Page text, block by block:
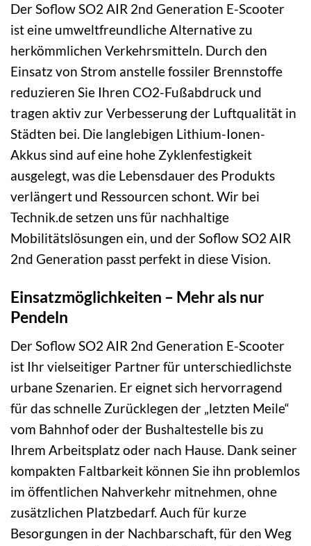
Der Soflow SO2 AIR 2nd Generation E-Scooter
ist eine umweltfreundliche Alternative zu
herkömmlichen Verkehrsmitteln. Durch den
Einsatz von Strom anstelle fossiler Brennstoffe
reduzieren Sie Ihren CO2-Fußabdruck und
tragen aktiv zur Verbesserung der Luftqualität in
Städten bei. Die langlebigen Lithium-Ionen-
Akkus sind auf eine hohe Zyklenfestigkeit
ausgelegt, was die Lebensdauer des Produkts
verlängert und Ressourcen schont. Wir bei
Technik.de setzen uns für nachhaltige
Mobilitätslösungen ein, und der Soflow SO2 AIR
2nd Generation passt perfekt in diese Vision.
Einsatzmöglichkeiten – Mehr als nur
Pendeln
Der Soflow SO2 AIR 2nd Generation E-Scooter
ist Ihr vielseitiger Partner für unterschiedlichste
urbane Szenarien. Er eignet sich hervorragend
für das schnelle Zurücklegen der „letzten Meile“
vom Bahnhof oder der Bushaltestelle bis zu
Ihrem Arbeitsplatz oder nach Hause. Dank seiner
kompakten Faltbarkeit können Sie ihn problemlos
im öffentlichen Nahverkehr mitnehmen, ohne
zusätzlichen Platzbedarf. Auch für kurze
Besorgungen in der Nachbarschaft, für den Weg